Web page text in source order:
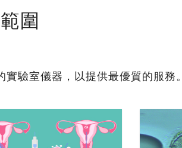
圍
驗室儀器，以提供最優質的服務。